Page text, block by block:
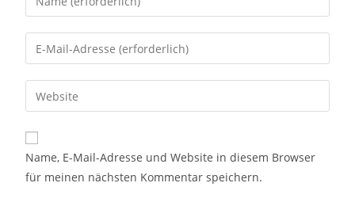
Name, E-Mail-Adresse und Website in diesem Browser
für meinen nächsten Kommentar speichern.